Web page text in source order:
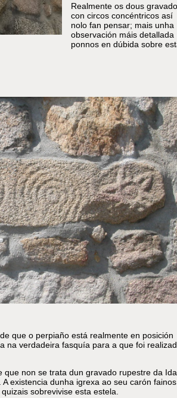
Realmente os dous
con circos concéntricos así
nolo fan pensar; mais unha
observación máis detallada
ponnos en dúbida sobre
que o perpiaño está realmente en posición
na verdadeira fasquía para a que foi
non se trata dun gravado rupestre da
existencia dunha igrexa ao seu carón fainos
sobrevivise esta estela.